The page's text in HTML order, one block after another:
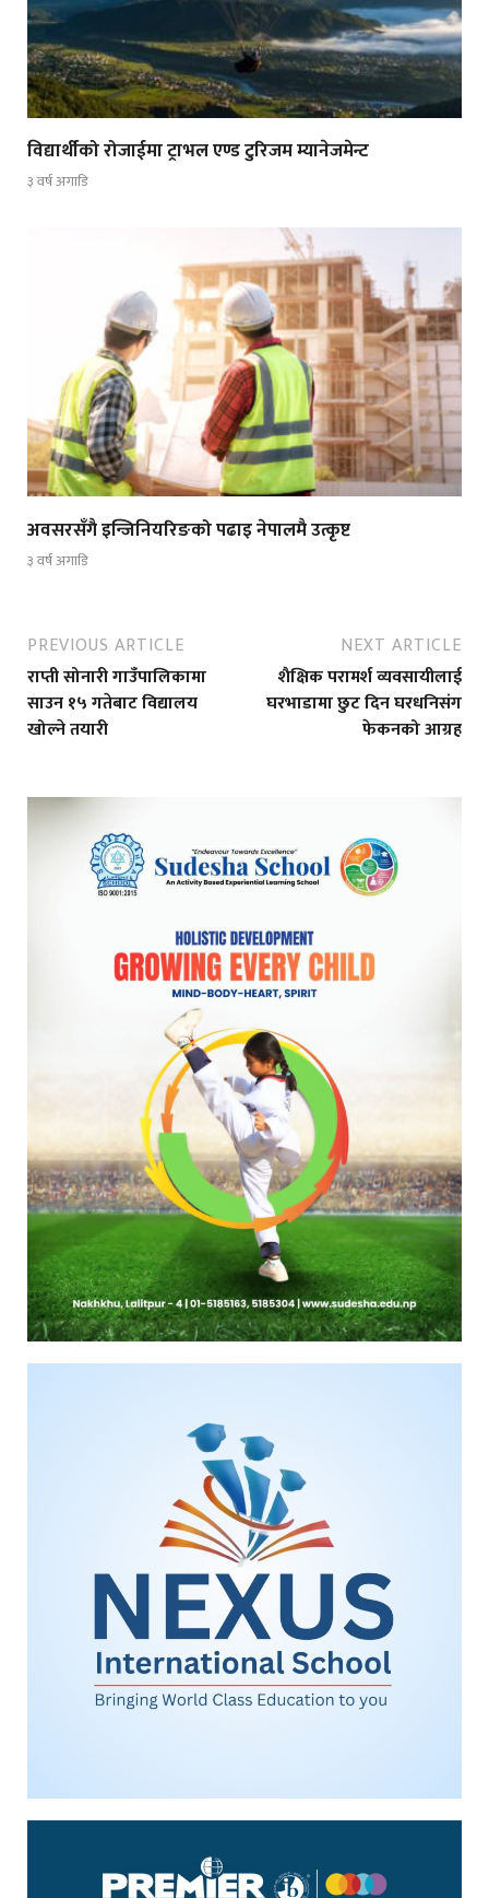
विद्यार्थीको रोजाईमा ट्राभल एण्ड टुरिजम म्यानेजमेन्ट
३ वर्ष अगाडि
अवसरसँगै इन्जिनियरिङको पढाइ नेपालमै उत्कृष्ट
३ वर्ष अगाडि
PREVIOUS ARTICLE
राप्ती सोनारी गाउँपालिकामा
साउन १५ गतेबाट विद्यालय
खोल्ने तयारी
NEXT ARTICLE
शैक्षिक परामर्श व्यवसायीलाई
घरभाडामा छुट दिन घरधनिसंग
फेकनको आग्रह